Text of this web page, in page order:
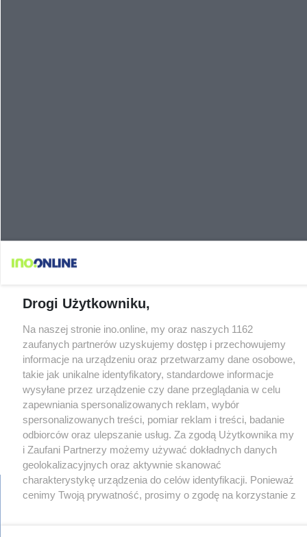
Drogi Użytkowniku,
Na naszej stronie ino.online, my oraz naszych 1162
zaufanych partnerów uzyskujemy dostęp i przechowujemy
informacje na urządzeniu oraz przetwarzamy dane osobowe,
takie jak unikalne identyfikatory, standardowe informacje
wysyłane przez urządzenie czy dane przeglądania w celu
zapewniania spersonalizowanych reklam, wybór
spersonalizowanych treści, pomiar reklam i treści, badanie
odbiorców oraz ulepszanie usług. Za zgodą Użytkownika my
i Zaufani Partnerzy możemy używać dokładnych danych
geolokalizacyjnych oraz aktywnie skanować
charakterystykę urządzenia do celów identyfikacji. Ponieważ
cenimy Twoją prywatność, prosimy o zgodę na korzystanie z